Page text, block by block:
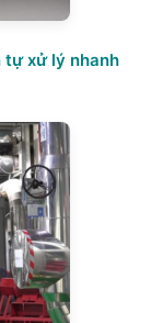
tự xử lý nhanh